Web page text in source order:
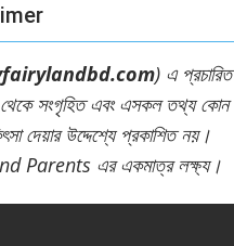
) এ প্রচারিত
থেকে সংগৃহিত এবং এসকল তথ্য কোন
দেয়ার উদ্দেশ্যে প্রকাশিত নয়।
Parents এর একমাত্র লক্ষ্য।